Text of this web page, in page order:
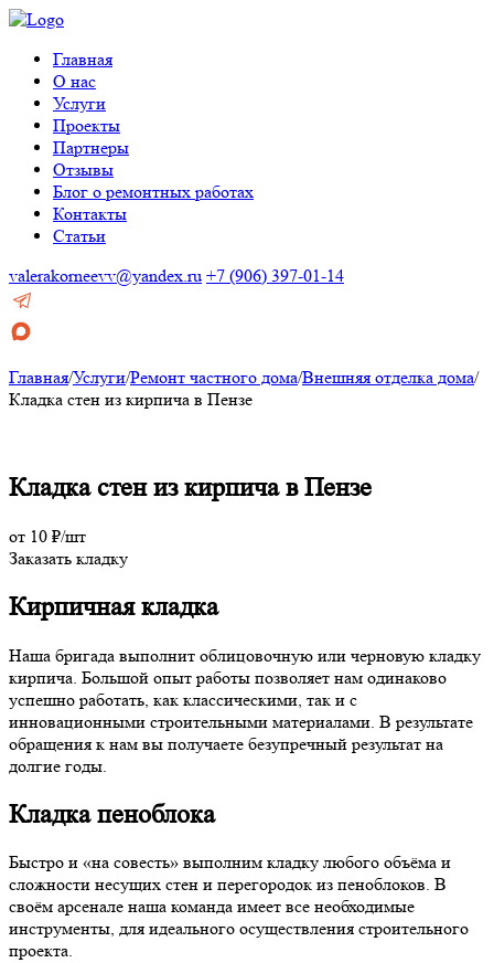
Главная
О нас
Услуги
Проекты
Партнеры
Отзывы
Блог о ремонтных работах
Контакты
Статьи
valerakorneevv@yandex.ru +7 (906) 397-01-14
Главная/Услуги/Ремонт частного дома/Внешняя отделка дома/
Кладка стен из кирпича в Пензе
Кладка стен из кирпича в Пензе
от 10 ₽/шт
Заказать кладку
Кирпичная кладка
Наша бригада выполнит облицовочную или черновую кладку
кирпича. Большой опыт работы позволяет нам одинаково
успешно работать, как классическими, так и с
инновационными строительными материалами. В результате
обращения к нам вы получаете безупречный результат на
долгие годы.
Кладка пеноблока
Быстро и «на совесть» выполним кладку любого объёма и
сложности несущих стен и перегородок из пеноблоков. В
своём арсенале наша команда имеет все необходимые
инструменты, для идеального осуществления строительного
проекта.